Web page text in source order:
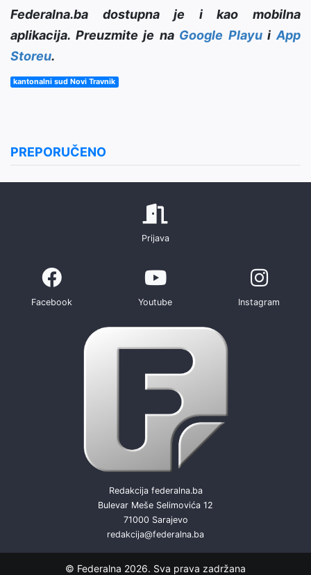
Federalna.ba dostupna je i kao mobilna
aplikacija. Preuzmite je na Google PlayuiApp
Storeu.
kantonalni sud Novi Travnik
PREPORUČENO
Prijava
Facebook Youtube Instagram
Redakcija federalna.ba
Bulevar Meše Selimovića 12
71000 Sarajevo
redakcija@federalna.ba
© Federalna 2026. Sva prava zadržana